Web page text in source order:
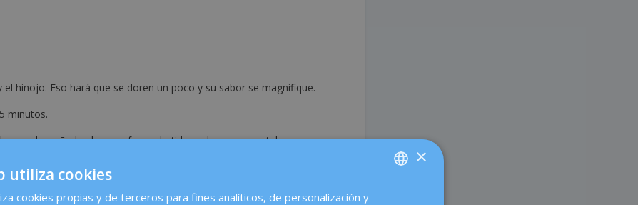
hinojo. Eso hará que se doren un poco y su sabor se magnifique.
minutos.
mezcla y añade el queso fresco batido o el yogur vegetal.
oliva virgen extra, daditos de manzana natural y un puñadito de
Las escamas de sal ayudan a intensificar el sabor de esta crema.
×
utiliza cookies
cookies propias y de terceros para fines analíticos, de personalización y